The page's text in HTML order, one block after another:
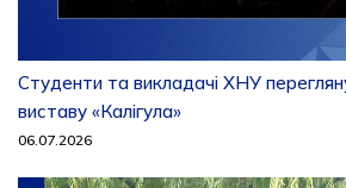
Студенти та викладачі ХНУ
виставу «Калігула»
06.07.2026